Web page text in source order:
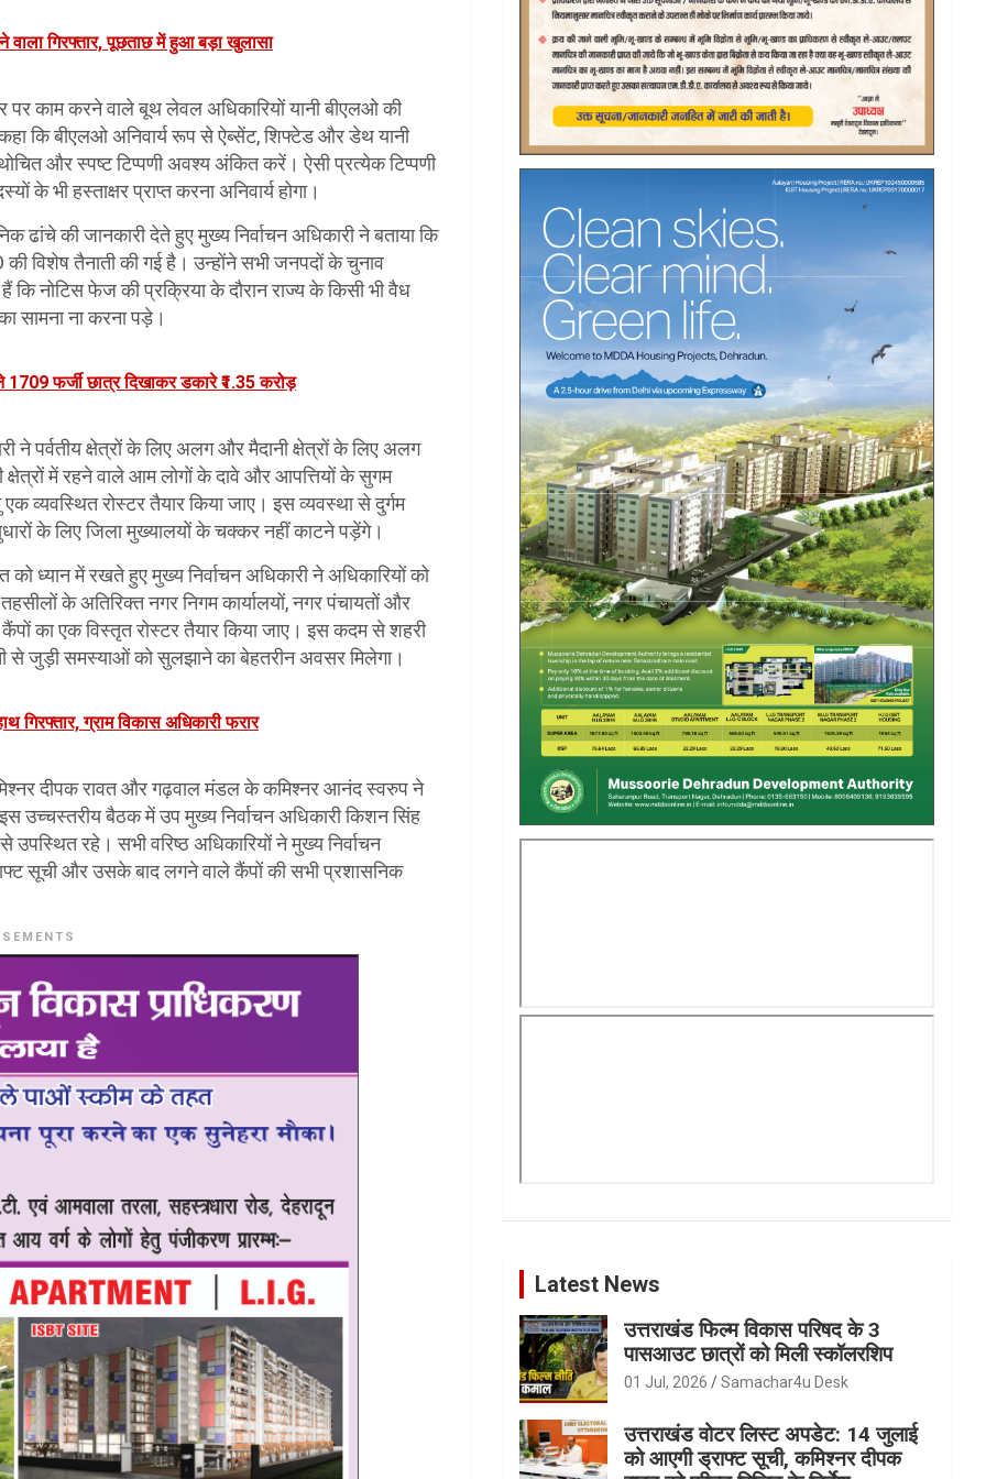
गिरफ्तार, पूछताछ में हुआ बड़ा खुलासा
पर काम करने वाले बूथ लेवल अधिकारियों यानी बीएलओ की
कहा कि बीएलओ अनिवार्य रूप से ऐब्सेंट, शिफ्टेड और डेथ यानी
और स्पष्ट टिप्पणी अवश्य अंकित करें। ऐसी प्रत्येक टिप्पणी
भी हस्ताक्षर प्राप्त करना अनिवार्य होगा।
ढांचे की जानकारी देते हुए मुख्य निर्वाचन अधिकारी ने बताया कि
विशेष तैनाती की गई है। उन्होंने सभी जनपदों के चुनाव
कि नोटिस फेज की प्रक्रिया के दौरान राज्य के किसी भी वैध
सामना ना करना पड़े।
1709 फर्जी छात्र दिखाकर डकारे ₹1.35 करोड़
ने पर्वतीय क्षेत्रों के लिए अलग और मैदानी क्षेत्रों के लिए अलग
क्षेत्रों में रहने वाले आम लोगों के दावे और आपत्तियों के सुगम
व्यवस्थित रोस्टर तैयार किया जाए। इस व्यवस्था से दुर्गम
के लिए जिला मुख्यालयों के चक्कर नहीं काटने पड़ेंगे।
ध्यान में रखते हुए मुख्य निर्वाचन अधिकारी ने अधिकारियों को
के अतिरिक्त नगर निगम कार्यालयों, नगर पंचायतों और
का एक विस्तृत रोस्टर तैयार किया जाए। इस कदम से शहरी
से जुड़ी समस्याओं को सुलझाने का बेहतरीन अवसर मिलेगा।
ग्राम विकास अधिकारी फरार
दीपक रावत और गढ़वाल मंडल के कमिश्नर आनंद स्वरुप ने
उच्चस्तरीय बैठक में उप मुख्य निर्वाचन अधिकारी किशन सिंह
रहे। सभी वरिष्ठ अधिकारियों ने मुख्य निर्वाचन
सूची और उसके बाद लगने वाले कैंपों की सभी प्रशासनिक
Latest News
उत्तराखंड फिल्म विकास परिषद के 3
पासआउट छात्रों को मिली स्कॉलरशिप
01 Jul, 2026 Samachar4u Desk
उत्तराखंड वोटर लिस्ट अपडेट: 14 जुलाई
को आएगी ड्राफ्ट सूची, कमिश्नर दीपक